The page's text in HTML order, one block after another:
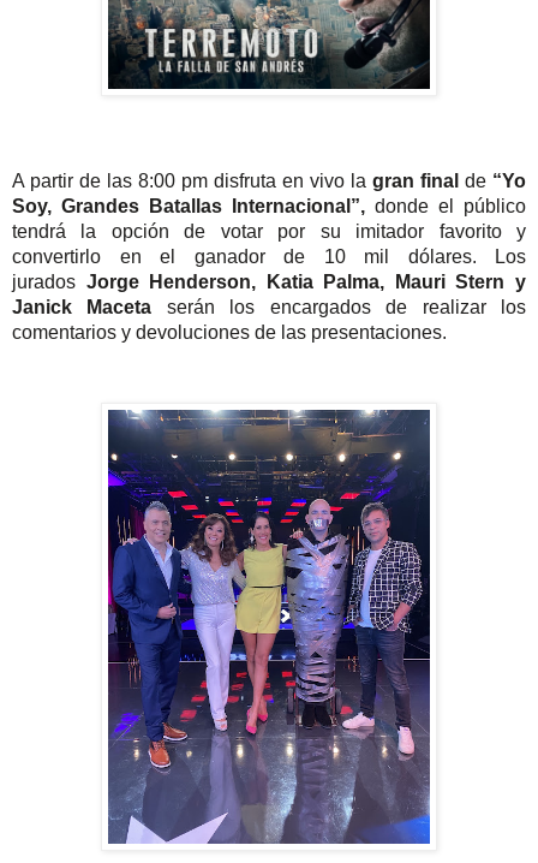
A partir de las 8:00 pm disfruta en vivo la gran final de “Yo
Soy, Grandes Batallas Internacional”, donde el público
tendrá la opción de votar por su imitador favorito y
convertirlo en el ganador de 10 mil dólares. Los
jurados Jorge Henderson, Katia Palma, Mauri Stern y
Janick Maceta serán los encargados de realizar los
comentarios y devoluciones de las presentaciones.